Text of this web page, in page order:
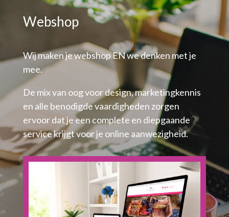
Webshop
Wij maken je webshop EN we denken met je
mee.
De mix van oog voor design, marketingkennis
en alle benodigde vaardigheden zorgen
ervoor dat je een complete en diepgaande
service krijgt voor je online aanwezigheid.